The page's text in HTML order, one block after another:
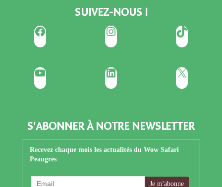
SUIVEZ-NOUS !
Facebook Instagram TikTok
YouTube LinkedIn X
S'ABONNER À NOTRE NEWSLETTER
Recevez chaque mois les actualités du Wow Safari
Peaugres